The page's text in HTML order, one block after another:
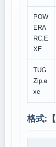
POW
ERA
RC.E
XE
TUG
Zip.e
xe
格式:【